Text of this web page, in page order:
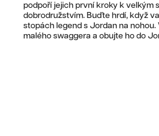
podpoří jejich první kroky k velkým
dobrodružstvím. Buďte hrdí, když
stopách legend s Jordan na
malého swaggera a obujte ho do